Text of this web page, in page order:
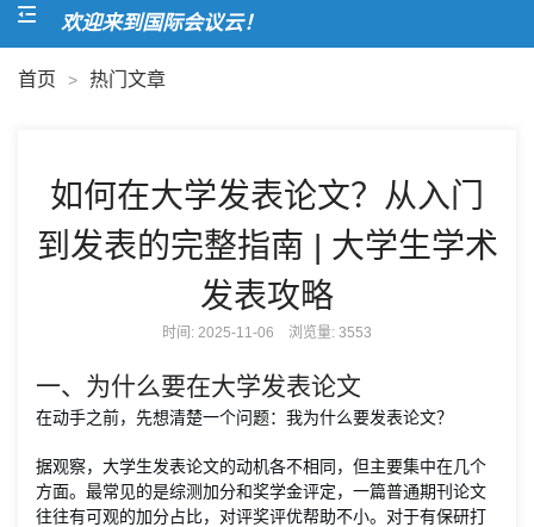
欢迎来到国际会议云！
首页 > 热门文章
如何在大学发表论文？从入门
到发表的完整指南 | 大学生学术
发表攻略
时间: 2025-11-06 浏览量: 3553
一、为什么要在大学发表论文
在动手之前，先想清楚一个问题：我为什么要发表论文？
据观察，大学生发表论文的动机各不相同，但主要集中在几个
方面。最常见的是综测加分和奖学金评定，一篇普通期刊论文
往往有可观的加分占比，对评奖评优帮助不小。对于有保研打